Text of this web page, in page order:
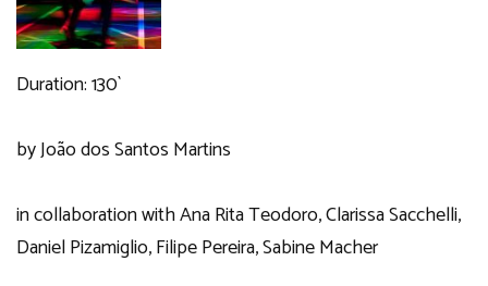
Duration: 130`
by João dos Santos Martins
in collaboration with Ana Rita Teodoro, Clarissa Sacchelli,
Daniel Pizamiglio, Filipe Pereira, Sabine Macher